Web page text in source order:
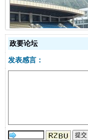
阿坝州三大
政要论坛
发表感言：